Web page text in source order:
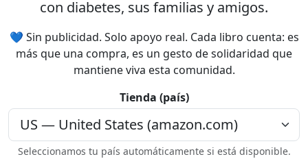
con diabetes, sus familias y amigos.
💙 Sin publicidad. Solo apoyo real. Cada libro cuenta: es
más que una compra, es un gesto de solidaridad que
mantiene viva esta comunidad.
Tienda (país)
Seleccionamos tu país automáticamente si está disponible.